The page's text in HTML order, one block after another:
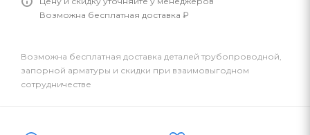
Возможна бесплатная доставка ₽
Возможна бесплатная доставка деталей трубопроводной,
запорной арматуры и скидки при взаимовыгодном
сотрудничестве